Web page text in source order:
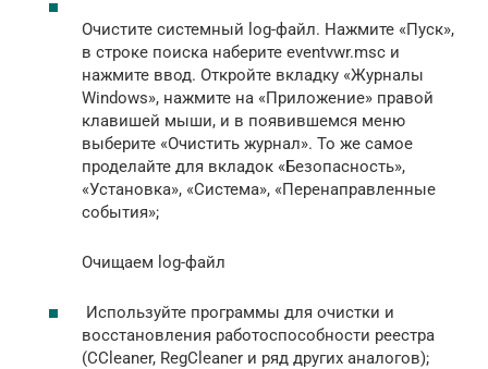
Очистите системный log-файл. Нажмите «Пуск»,
в строке поиска наберите eventvwr.msc и
нажмите ввод. Откройте вкладку «Журналы
Windows», нажмите на «Приложение» правой
клавишей мыши, и в появившемся меню
выберите «Очистить журнал». То же самое
проделайте для вкладок «Безопасность»,
«Установка», «Система», «Перенаправленные
события»;
Очищаем log-файл
Используйте программы для очистки и
восстановления работоспособности реестра
(CCleaner, RegCleaner и ряд других аналогов);